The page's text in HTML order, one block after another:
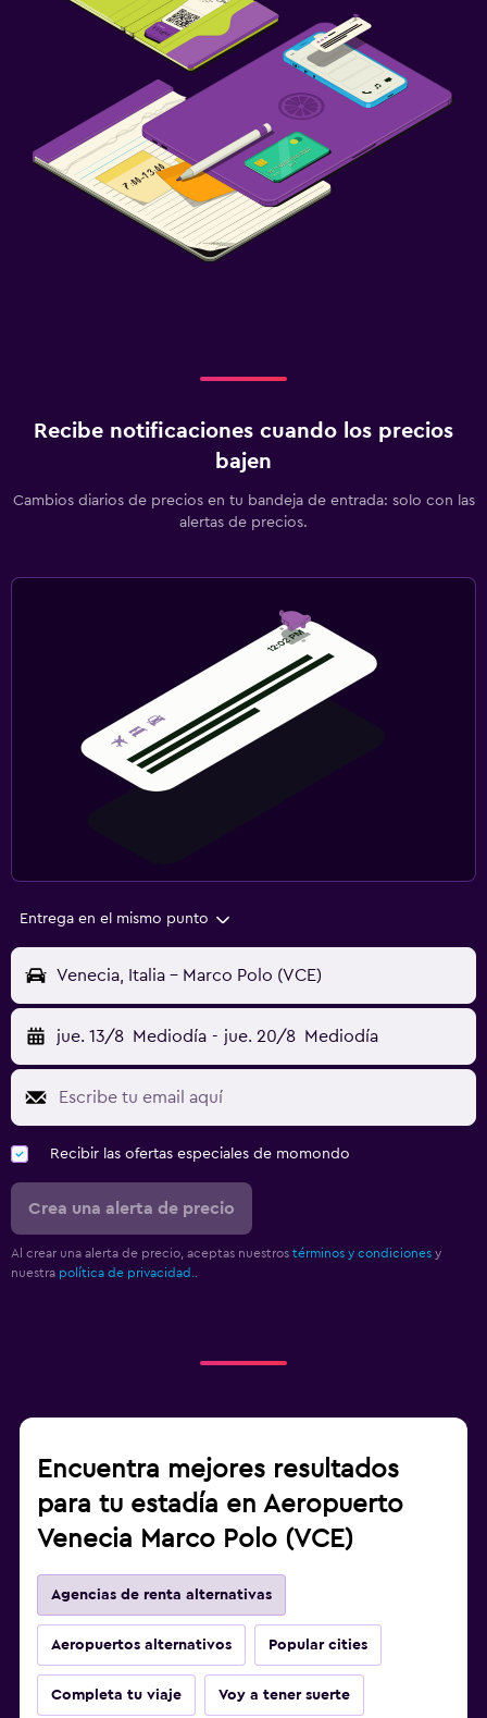
Recibe notificaciones cuando los precios
bajen
Cambios diarios de precios en tu bandeja de entrada: solo con las
alertas de precios.
Entrega en el mismo punto
Venecia, Italia - Marco Polo (VCE)
jue. 13/8 Mediodía - jue. 20/8 Mediodía
Recibir las ofertas especiales de momondo
Crea una alerta de precio
Al crear una alerta de precio, aceptas nuestros términos y condiciones y
nuestra política de privacidad..
Encuentra mejores resultados
para tu estadía en Aeropuerto
Venecia Marco Polo (VCE)
Agencias de renta alternativas
Aeropuertos alternativos Popular cities
Completa tu viaje Voy a tener suerte